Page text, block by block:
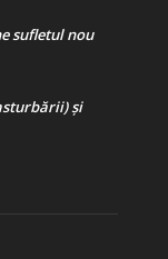
sufletul nou
şi